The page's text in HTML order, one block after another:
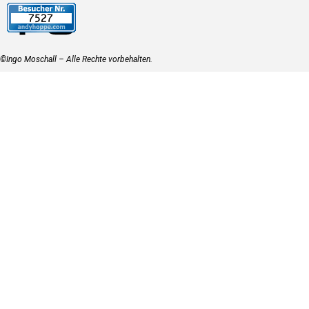
©Ingo Moschall – Alle Rechte vorbehalten.